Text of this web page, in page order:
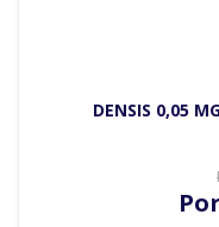
DENSIS 0,05